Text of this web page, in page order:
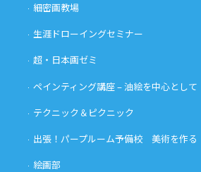
細密画教場
生涯ドローイングセミナー
超・日本画ゼミ
ペインティング講座 – 油絵を中心として
テクニック＆ピクニック
出張！パープルーム予備校 美術を作る
絵画部